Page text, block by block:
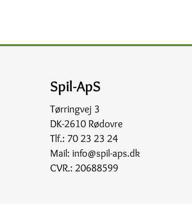
Spil-ApS
Tørringvej 3
DK-2610 Rødovre
Tlf.: 70 23 23 24
Mail: info@spil-aps.dk
CVR.: 20688599